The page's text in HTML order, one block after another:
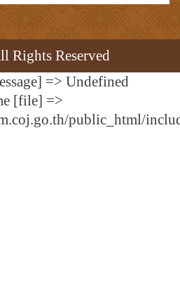
Rights Reserved
=> Undefined
[file] =>
public_html/